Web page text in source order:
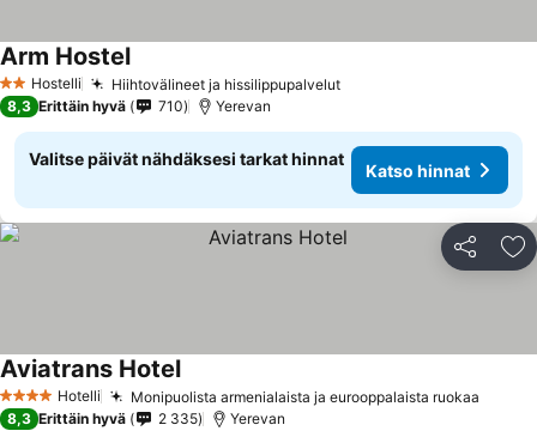
2 Tähtiluokitus
Hostelli Hiihtovälineet ja hissilippupalvelutKatso hinnat
Arm HostelKatso hinnat
8,3 Erittäin hyvä 710 Yerevan
Valitse päivät nähdäksesi tarkat hinnat
Katso hinnat
Jaa
4 Tähtiluokitus
Hotelli Monipuolista armenialaista ja eurooppalaista ruokaa
Aviatrans HotelKatso hinnat
8,3 Erittäin hyvä 2 335 Yerevan